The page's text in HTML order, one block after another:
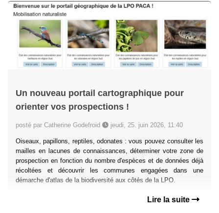
Un nouveau portail cartographique pour
orienter vos prospections !
posté par Catherine Godefroid jeudi, 25. juin 2026, 11:40
Oiseaux, papillons, reptiles, odonates : vous pouvez consulter les
mailles en lacunes de connaissances, déterminer votre zone de
prospection en fonction du nombre d'espèces et de données déjà
récoltées et découvrir les communes engagées dans une
démarche d'atlas de la biodiversité aux côtés de la LPO.
Lire la suite